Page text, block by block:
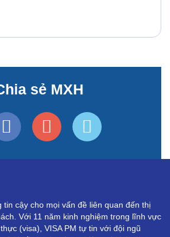
sẻ MXH
tin cậy cho mọi vấn đề liên quan đến thị
Với 11 năm kinh nghiệm trong lĩnh vực
(visa), VISA PM tự tin với đội ngũ